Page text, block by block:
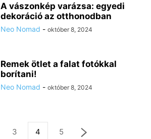
A vászonkép varázsa: egyedi
dekoráció az otthonodban
Neo Nomad - október 8, 2024
Remek ötlet a falat fotókkal
borítani!
Neo Nomad - október 8, 2024
3 4 5